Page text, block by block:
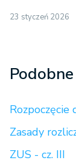
23 styczeń 2026
Podobne
Rozpoczęcie
Zasady
ZUS - cz. III